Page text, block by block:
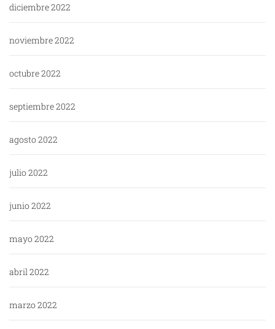
diciembre 2022
noviembre 2022
octubre 2022
septiembre 2022
agosto 2022
julio 2022
junio 2022
mayo 2022
abril 2022
marzo 2022